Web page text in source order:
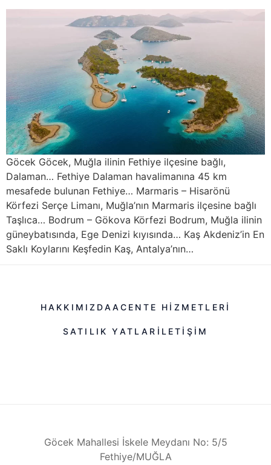
Göcek Göcek, Muğla ilinin Fethiye ilçesine bağlı,
Dalaman… Fethiye Dalaman havalimanına 45 km
mesafede bulunan Fethiye… Marmaris – Hisarönü
Körfezi Serçe Limanı, Muğla’nın Marmaris ilçesine bağlı
Taşlıca… Bodrum – Gökova Körfezi Bodrum, Muğla ilinin
güneybatısında, Ege Denizi kıyısında… Kaş Akdeniz’in En
Saklı Koylarını Keşfedin Kaş, Antalya’nın…
HAKKIMIZDA ACENTE HIZMETLERI
SATILIK YATLAR ILETIŞIM
Göcek Mahallesi İskele Meydanı No: 5/5
Fethiye/MUĞLA